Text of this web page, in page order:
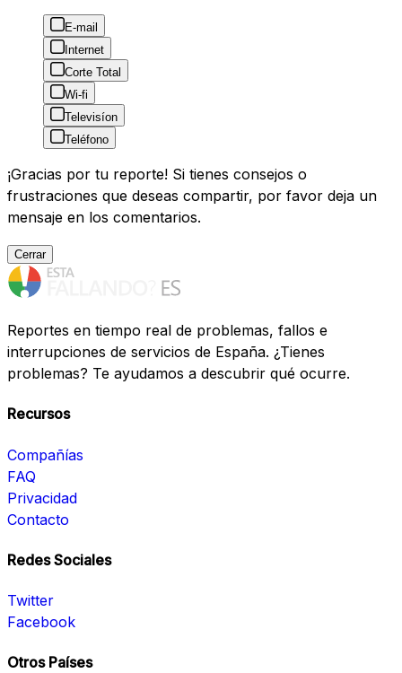
E-mail
Internet
Corte Total
Wi-fi
Televisíon
Teléfono
¡Gracias por tu reporte! Si tienes consejos o
frustraciones que deseas compartir, por favor deja un
mensaje en los comentarios.
Cerrar
Reportes en tiempo real de problemas, fallos e
interrupciones de servicios de España. ¿Tienes
problemas? Te ayudamos a descubrir qué ocurre.
Recursos
Compañías
FAQ
Privacidad
Contacto
Redes Sociales
Twitter
Facebook
Otros Países